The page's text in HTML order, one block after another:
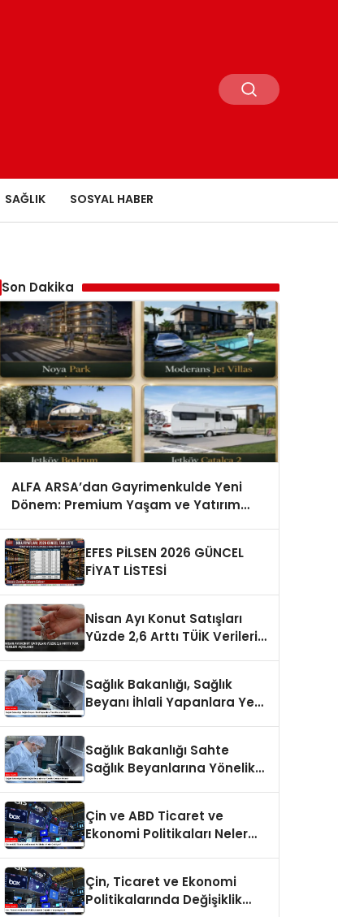
SAĞLIK SOSYAL HABER
Son Dakika
ALFA ARSA’dan Gayrimenkulde Yeni
Dönem: Premium Yaşam ve Yatırım
EFES PİLSEN 2026 GÜNCEL
FİYAT LİSTESİ
Nisan Ayı Konut Satışları
Yüzde 2,6 Arttı TÜİK Verileri
Sağlık Bakanlığı, Sağlık
Beyanı İhlali Yapanlara Yeni
Sağlık Bakanlığı Sahte
Sağlık Beyanlarına Yönelik
Çin ve ABD Ticaret ve
Ekonomi Politikaları Neler
Çin, Ticaret ve Ekonomi
Politikalarında Değişiklik